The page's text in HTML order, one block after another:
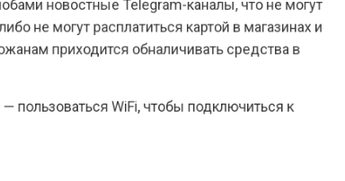
новостные Telegram-каналы, что не могут
не могут расплатиться картой в магазинах и
приходится обналичивать средства в
WiFi, чтобы подключиться к